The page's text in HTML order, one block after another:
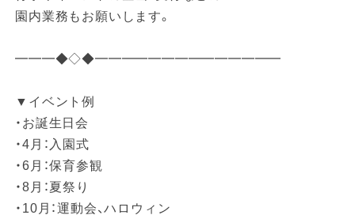
園内業務もお願いします。
━━━◆◇◆━━━━━━━━━━━━━━
▼イベント例
・お誕生日会
・4月：入園式
・6月：保育参観
・8月：夏祭り
・10月：運動会、ハロウィン